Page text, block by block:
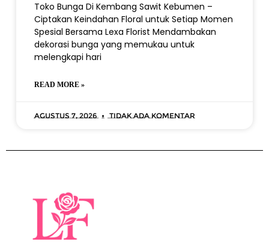
Toko Bunga Di Kembang Sawit Kebumen –
Ciptakan Keindahan Floral untuk Setiap Momen
Spesial Bersama Lexa Florist Mendambakan
dekorasi bunga yang memukau untuk
melengkapi hari
READ MORE »
Agustus 7, 2026 Tidak ada komentar